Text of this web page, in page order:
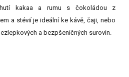
kakaa a rumu s čokoládou z
a stévií je ideální ke kávě, čaji, nebo
a bezpšeničných surovin.